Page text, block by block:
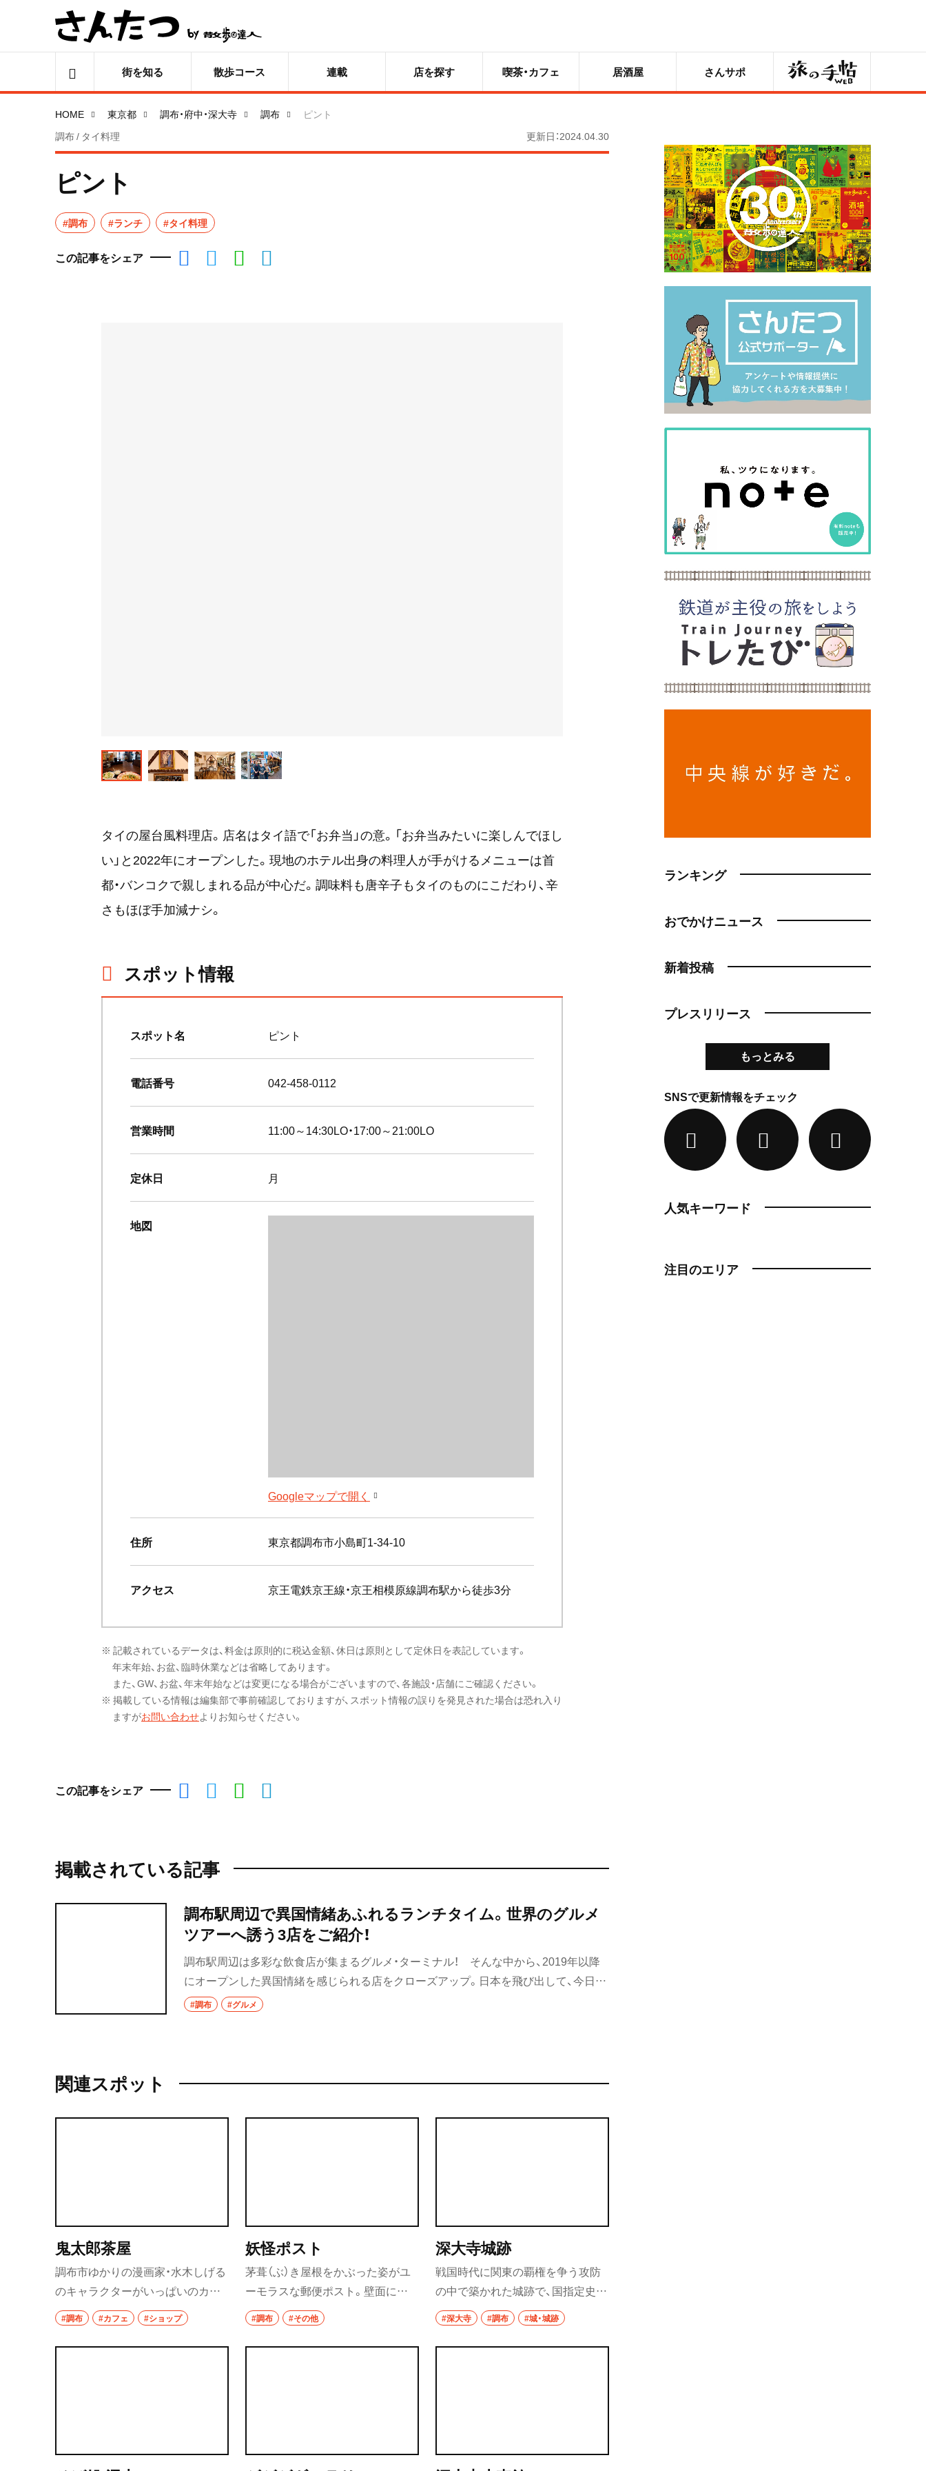
街を知る 散歩コース 連載 店を探す 喫茶・カフェ 居酒屋 さんサポ 旅の手帖
HOME 東京都 調布・府中・深大寺 調布
ピント
調布 / タイ料理
更新日：2024.04.30
ピント
#調布 #ランチ #タイ料理
この記事をシェア
タイの屋台風料理店。店名はタイ語で「お弁当」の意。「お弁当みたいに楽しんでほし
い」と2022年にオープンした。現地のホテル出身の料理人が手がけるメニューは首
都・バンコクで親しまれる品が中心だ。調味料も唐辛子もタイのものにこだわり、辛
さもほぼ手加減ナシ。
スポット情報
スポット名 ピント
電話番号 042-458-0112
営業時間 11:00～14:30LO・17:00～21:00LO
定休日 月
地図
Googleマップで開く
住所 東京都調布市小島町1-34-10
アクセス 京王電鉄京王線・京王相模原線調布駅から徒歩3分
※ 記載されているデータは、料金は原則的に税込金額、休日は原則として定休日を表記しています。
年末年始、お盆、臨時休業などは省略してあります。
また、GW、お盆、年末年始などは変更になる場合がございますので、各施設・店舗にご確認ください。
※ 掲載している情報は編集部で事前確認しておりますが、スポット情報の誤りを発見された場合は恐れ入り
ますがお問い合わせよりお知らせください。
この記事をシェア
掲載されている記事
調布駅周辺で異国情緒あふれるランチタイム。世界のグルメ
ツアーへ誘う3店をご紹介！
調布駅周辺は多彩な飲食店が集まるグルメ・ターミナル！ そんな中から、2019年以降
にオープンした異国情緒を感じられる店をクローズアップ。日本を飛び出して、今日は
どの国のランチへ行く？
#調布 #グルメ
関連スポット
鬼太郎茶屋
調布市ゆかりの漫画家・水木しげる
のキャラクターがいっぱいのカフ
ェ兼ショップ。水木しげるの世界
観を満喫でき、オリジナルグッズも
豊富にそろう。写真＝（C）水木プロ
#調布 #カフェ #ショップ
妖怪ポスト
茅葺（ぶ）き屋根をかぶった姿がユ
ーモラスな郵便ポスト。壁面に鬼
太郎と一反もめんや猫娘などの妖
怪が描かれた調布駅北第1自転車駐
車場の建物の前にあり、もちろん使
#調布 #その他
深大寺城跡
戦国時代に関東の覇権を争う攻防
の中で築かれた城跡で、国指定史
跡。多摩川を望む高台の地形を利
用した防御構造が特徴で、復元した
2つの郭を公開している。写真＝調
#深大寺 #調布 #城・城跡
ランキング
おでかけニュース
新着投稿
プレスリリース
もっとみる
SNSで更新情報をチェック
人気キーワード
注目のエリア